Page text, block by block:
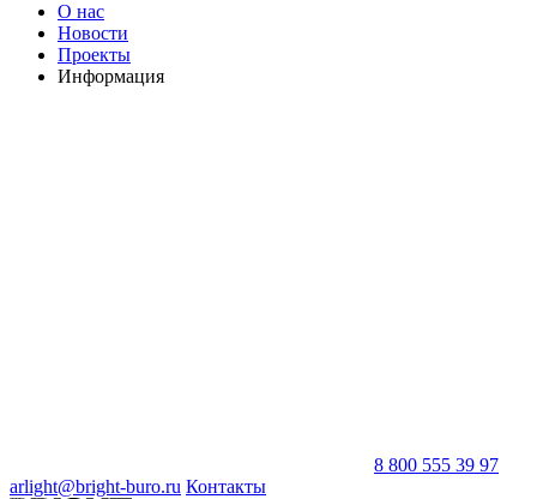
О нас
Новости
Проекты
Информация
8 800 555 39 97
arlight@bright-buro.ru Контакты